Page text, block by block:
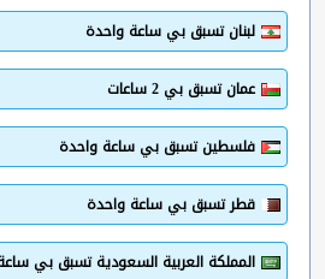
لبنان تسبق بي ساعة واحدة
عمان تسبق بي 2 ساعات
فلسطين تسبق بي ساعة واحدة
قطر تسبق بي ساعة واحدة
المملكة العربية السعودية تسبق بي